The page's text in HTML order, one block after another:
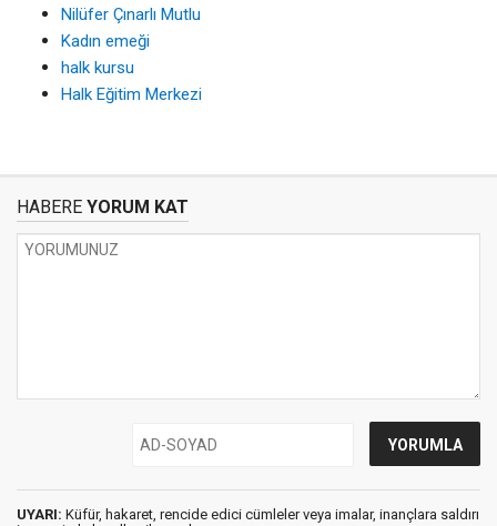
Nilüfer Çınarlı Mutlu
Kadın emeği
halk kursu
Halk Eğitim Merkezi
HABERE YORUM KAT
UYARI: Küfür, hakaret, rencide edici cümleler veya imalar, inançlara saldırı